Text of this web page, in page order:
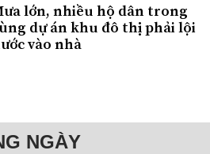
lớn, nhiều hộ dân trong
dự án khu đô thị phải lội
vào nhà
NGÀY